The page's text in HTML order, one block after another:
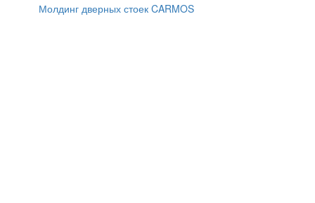
Молдинг дверных стоек CARMOS